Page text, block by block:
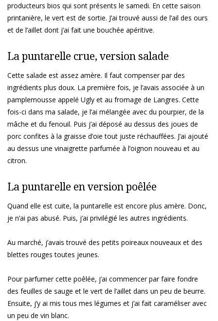
producteurs bios qui sont présents le samedi. En cette saison
printanière, le vert est de sortie. J’ai trouvé aussi de l’ail des ours
et de l’aillet dont j’ai fait une bouchée apéritive.
La puntarelle crue, version salade
Cette salade est assez amère. Il faut compenser par des
ingrédients plus doux. La première fois, je l’avais associée à un
pamplemousse appelé Ugly et au fromage de Langres. Cette
fois-ci dans ma salade, je l’ai mélangée avec du pourpier, de la
mâche et du fenouil. Puis j’ai déposé au dessus des joues de
porc confites à la graisse d’oie tout juste réchauffées. J’ai ajouté
au dessus une vinaigrette parfumée à l’oignon nouveau et au
citron.
La puntarelle en version poêlée
Quand elle est cuite, la puntarelle est encore plus amère. Donc,
je n’ai pas abusé. Puis, j’ai privilégié les autres ingrédients.
Au marché, j’avais trouvé des petits poireaux nouveaux et des
blettes rouges toutes jeunes.
Pour parfumer cette poêlée, j’ai commencer par faire fondre
des feuilles de sauge et le vert de l’aillet dans un peu de beurre.
Ensuite, j’y ai mis tous mes légumes et j’ai fait caraméliser avec
un peu de vin blanc.